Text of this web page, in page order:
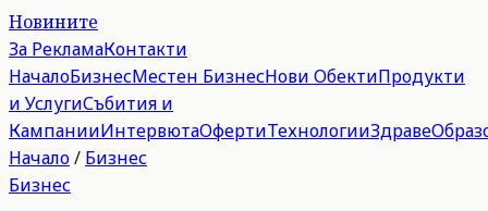
Новините
За РекламаКонтакти
НачалоБизнесМестен БизнесНови ОбектиПродукти
и УслугиСъбития и
КампанииИнтервютаОфертиТехнологииЗдраве
Начало/ Бизнес
Бизнес